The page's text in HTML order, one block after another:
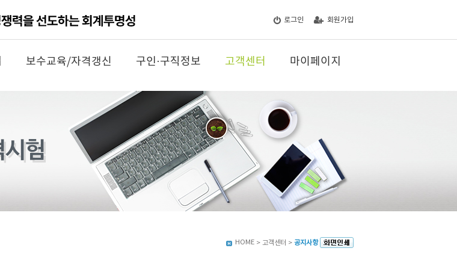
로그인 회원가입
보수교육/자격갱신 구인·구직정보 고객센터 마이페이지
HOME > 고객센터 > 공지사항